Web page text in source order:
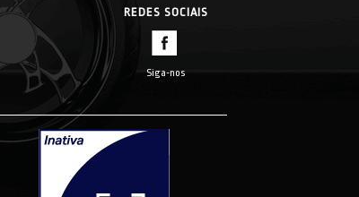
REDES SOCIAIS
Siga-nos